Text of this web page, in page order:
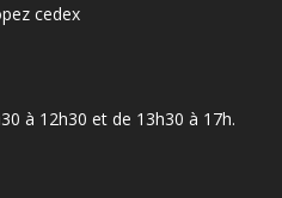
cedex
à 12h30 et de 13h30 à 17h.